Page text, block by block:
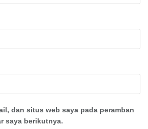
dan situs web saya pada peramban
saya berikutnya.